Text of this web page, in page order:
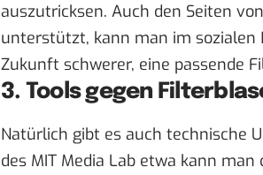
auszutricksen. Auch den Seiten
unterstützt, kann man im sozialen
Zukunft schwerer, eine passende
3. Tools gegen
Natürlich gibt es auch technische
des MIT Media Lab etwa kann